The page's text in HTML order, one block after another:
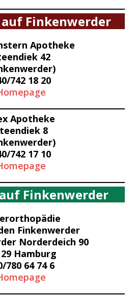
Finkenwerder
Apotheke
42
742 18 20
Apotheke
8
742 17 10
Finkenwerder
Finkenwerder
Norderdeich 90
Hamburg
780 64 74 6